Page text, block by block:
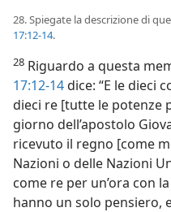
28. Spiegate la descrizione di
17:12-14.
28 Riguardo a questa
17:12-14dice: “E le dieci
dieci re [tutte le potenze
giorno dell’apostolo
ricevuto il regno [come
Nazioni o delle Nazioni
come re per un’ora con
hanno un solo pensiero,